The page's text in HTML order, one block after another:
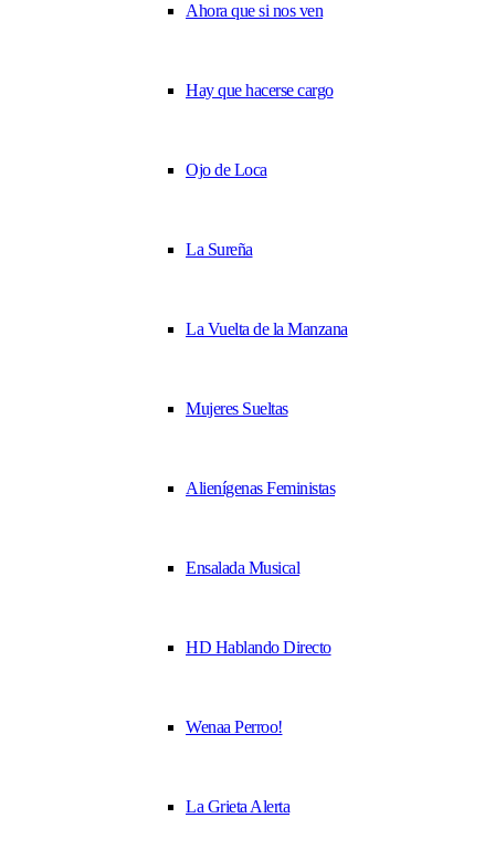
Ahora que si nos ven
Hay que hacerse cargo
Ojo de Loca
La Sureña
La Vuelta de la Manzana
Mujeres Sueltas
Alienígenas Feministas
Ensalada Musical
HD Hablando Directo
Wenaa Perroo!
La Grieta Alerta